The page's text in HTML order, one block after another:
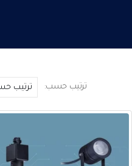
ترتيب حسب: